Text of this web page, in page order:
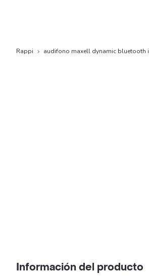
Rappi audifono maxell dynamic bluetooth i
Información del producto